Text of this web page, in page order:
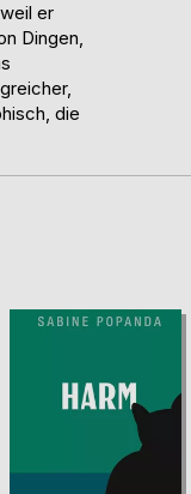
er
Dingen,
die